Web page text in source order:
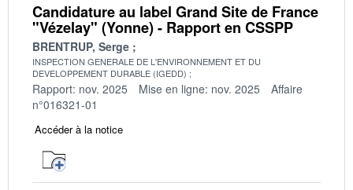
Candidature au label Grand Site de France
"Vézelay" (Yonne) - Rapport en CSSPP
BRENTRUP, Serge
INSPECTION GENERALE DE L'ENVIRONNEMENT ET DU
DEVELOPPEMENT DURABLE (IGEDD)
Rapport: nov. 2025 Mise en ligne: nov. 2025
Affaire
n°016321-01
Accéder à la notice